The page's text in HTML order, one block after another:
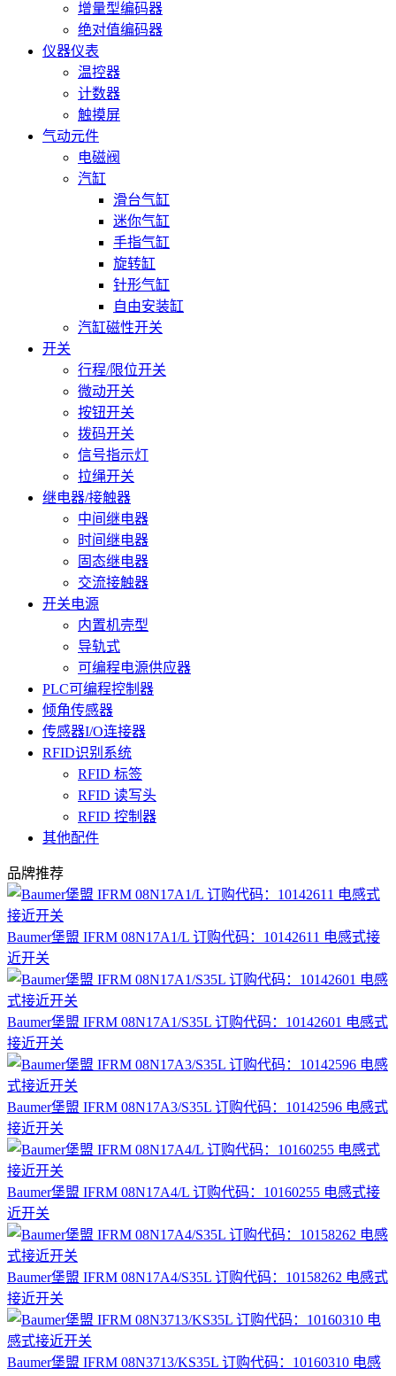
增量型编码器
绝对值编码器
仪器仪表
温控器
计数器
触摸屏
气动元件
电磁阀
汽缸
滑台气缸
迷你气缸
手指气缸
旋转缸
针形气缸
自由安装缸
汽缸磁性开关
开关
行程/限位开关
微动开关
按钮开关
拨码开关
信号指示灯
拉绳开关
继电器/接触器
中间继电器
时间继电器
固态继电器
交流接触器
开关电源
内置机壳型
导轨式
可编程电源供应器
PLC可编程控制器
倾角传感器
传感器I/O连接器
RFID识别系统
RFID 标签
RFID 读写头
RFID 控制器
其他配件
品牌推荐
Baumer堡盟 IFRM 08N17A1/L 订购代码：10142611 电感式接
近开关
Baumer堡盟 IFRM 08N17A1/S35L 订购代码：10142601 电感式
接近开关
Baumer堡盟 IFRM 08N17A3/S35L 订购代码：10142596 电感式
接近开关
Baumer堡盟 IFRM 08N17A4/L 订购代码：10160255 电感式接
近开关
Baumer堡盟 IFRM 08N17A4/S35L 订购代码：10158262 电感式
接近开关
Baumer堡盟 IFRM 08N3713/KS35L 订购代码：10160310 电感